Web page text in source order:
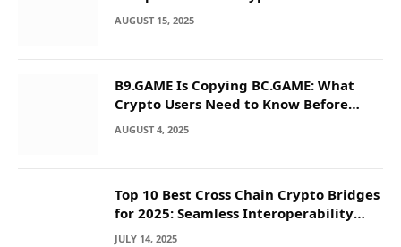
AUGUST 15, 2025
B9.GAME Is Copying BC.GAME: What
Crypto Users Need to Know Before
They Deposit
AUGUST 4, 2025
Top 10 Best Cross Chain Crypto Bridges
for 2025: Seamless Interoperability
Across Blockchain Networks
JULY 14, 2025